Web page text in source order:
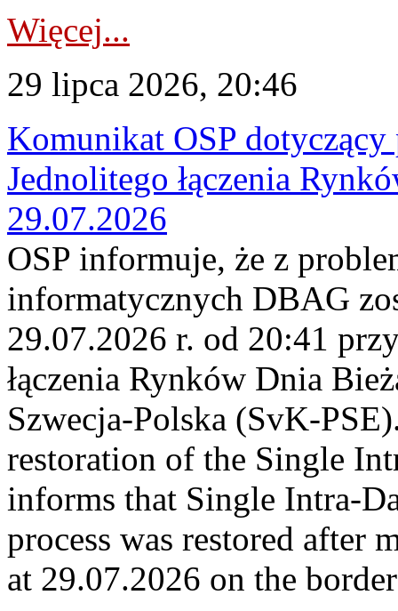
Więcej...
29 lipca 2026, 20:46
Komunikat OSP
Jednolitego łączenia
29.07.2026
OSP informuje, że z
informatycznych DBAG
29.07.2026 r. od 20:41
łączenia Rynków Dnia
Szwecja-Polska (SvK-
restoration of the Single
informs that Single Intra-
process was restored after
at 29.07.2026 on the